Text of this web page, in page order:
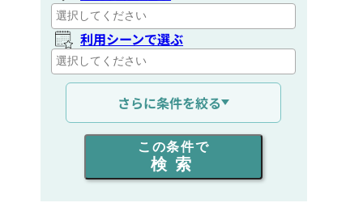
利用シーンで選ぶ
通信距離を選ぶ
出力を選ぶ
同時通話人数を選ぶ
さらに条件を絞る
この条件で
検索